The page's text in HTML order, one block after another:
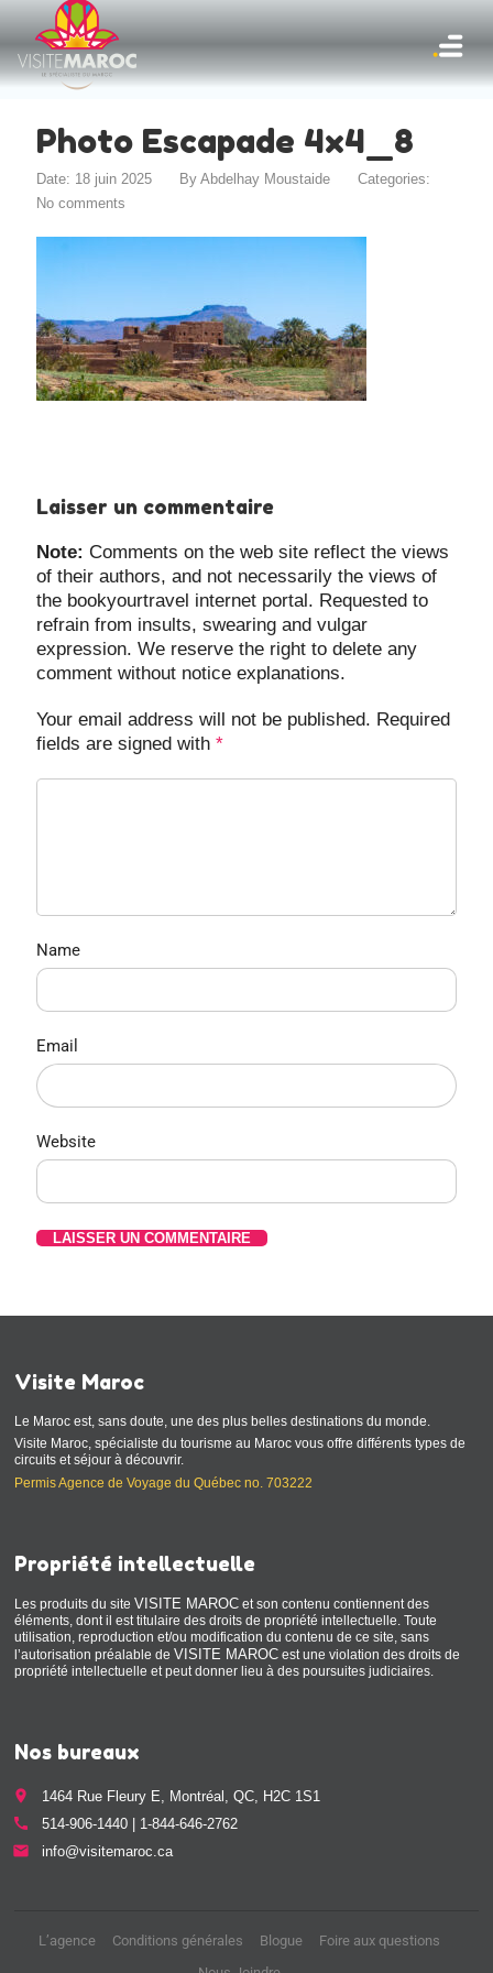
Photo Escapade 4x4_8
Date: 18 juin 2025 ByAbdelhay Moustaide
Categories:
No comments
Laisser un commentaire
Note: Comments on the web site reflect the views
of their authors, and not necessarily the views of
the bookyourtravel internet portal. Requested to
refrain from insults, swearing and vulgar
expression. We reserve the right to delete any
comment without notice explanations.
Your email address will not be published. Required
fields are signed with*
Name
Email
Website
Visite Maroc
Le Maroc est, sans doute, une des plus belles destinations du monde.
Visite Maroc, spécialiste du tourisme au Maroc vous offre différents types de
circuits et séjour à découvrir.
Permis Agence de Voyage du Québec no. 703222
Propriété intellectuelle
Les produits du siteVISITE MAROC et son contenu contiennent des
éléments, dont il est titulaire des droits de propriété intellectuelle. Toute
utilisation, reproduction et/ou modification du contenu de ce site, sans
l’autorisation préalable deVISITE MAROC est une violation des droits de
propriété intellectuelle et peut donner lieu à des poursuites judiciaires.
Nos bureaux
place 1464 Rue Fleury E, Montréal, QC, H2C 1S1
call 514-906-1440 | 1-844-646-2762
email info@visitemaroc.ca
L’agence Conditions générales Blogue
Foire aux questions